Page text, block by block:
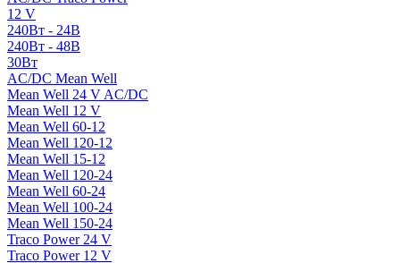
12 V
240Вт - 24В
240Вт - 48В
30Вт
AC/DC Mean Well
Mean Well 24 V AC/DC
Mean Well 12 V
Mean Well 60-12
Mean Well 120-12
Mean Well 15-12
Mean Well 120-24
Mean Well 60-24
Mean Well 100-24
Mean Well 150-24
Traco Power 24 V
Traco Power 12 V